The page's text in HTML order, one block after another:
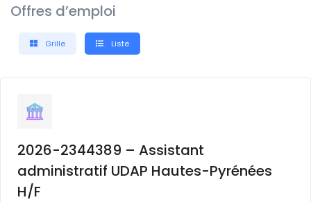
Offres d’emploi
Grille Liste
2026-2344389 – Assistant
administratif UDAP Hautes-Pyrénées
H/F